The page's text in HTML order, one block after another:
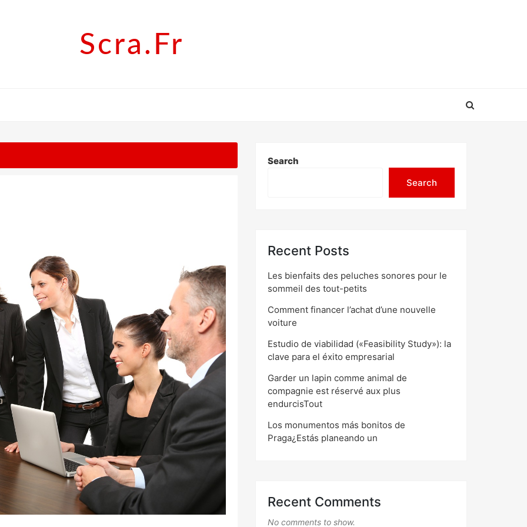
Scra.fr
Search
Search
Recent Posts
Les bienfaits des peluches sonores pour le
sommeil des tout-petits
Comment financer l’achat d’une nouvelle
voiture
Estudio de viabilidad («Feasibility Study»): la
clave para el éxito empresarial
Garder un lapin comme animal de
compagnie est réservé aux plus
endurcisTout
Los monumentos más bonitos de
Praga¿Estás planeando un
Recent Comments
No comments to show.